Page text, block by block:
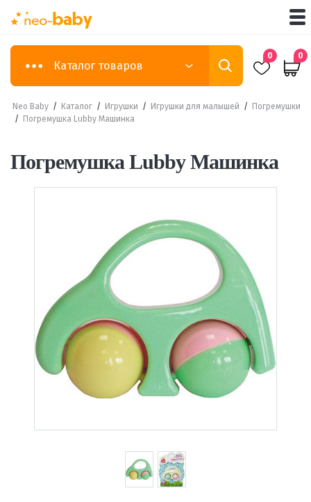
Каталог товаров
0 0
Neo Baby / Каталог / Игрушки / Игрушки для малышей /
Погремушки
/
Погремушка Lubby Машинка
Погремушка Lubby Машинка